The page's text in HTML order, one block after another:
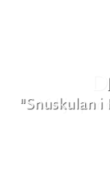
Vi hjälper